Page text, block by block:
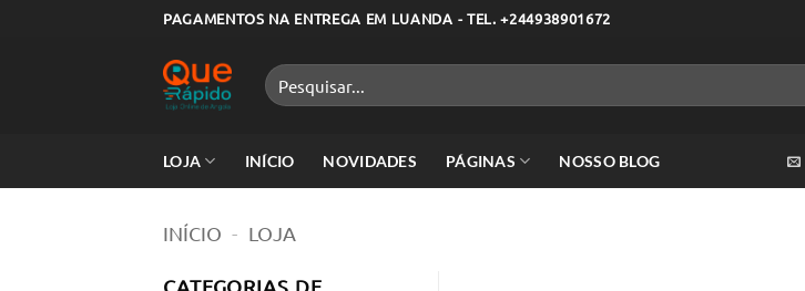
PAGAMENTOS NA ENTREGA EM LUANDA - TEL. +244938901672
Pesquisar
por:
LOJA INÍCIO NOVIDADES PÁGINAS NOSSO BLOG
INÍCIO - LOJA
CATEGORIAS DE